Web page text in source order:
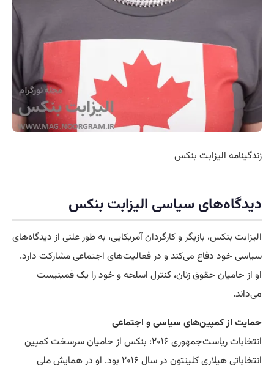
زندگینامه الیزابت بنکس
دیدگاه‌های سیاسی الیزابت بنکس
الیزابت بنکس، بازیگر و کارگردان آمریکایی، به طور علنی از دیدگاه‌های
سیاسی خود دفاع می‌کند و در فعالیت‌های اجتماعی مشارکت دارد.
او از حامیان حقوق زنان، کنترل اسلحه و خود را یک فمینیست
می‌داند.
حمایت از کمپین‌های سیاسی و اجتماعی
انتخابات ریاست‌جمهوری ۲۰۱۶: بنکس از حامیان سرسخت کمپین
انتخاباتی هیلاری کلینتون در سال ۲۰۱۶ بود. او در همایش ملی